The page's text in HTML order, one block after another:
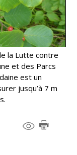
la Lutte contre
et des Parcs
est un
jusqu’à 7 m